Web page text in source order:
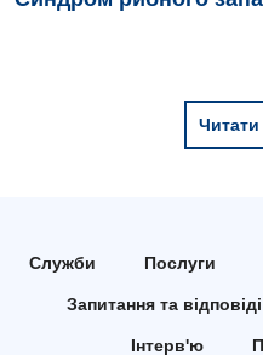
Читати
Служби Послуги
Запитання та відповіді
Інтерв'ю